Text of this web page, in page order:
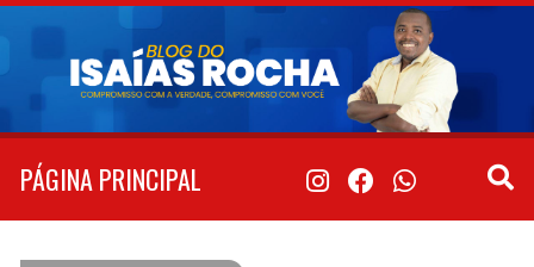
Pular
conteúdo
PÁGINA PRINCIPAL